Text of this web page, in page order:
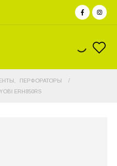
ПЕРФОРАТОРЫ
ERH850RS